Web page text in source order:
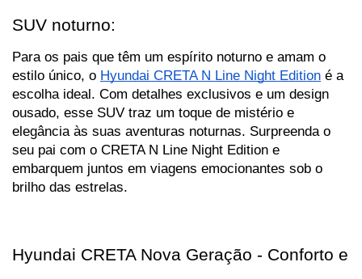
SUV noturno:
Para os pais que têm um espírito noturno e amam o
estilo único, o Hyundai CRETA N Line Night Edition é a
escolha ideal. Com detalhes exclusivos e um design
ousado, esse SUV traz um toque de mistério e
elegância às suas aventuras noturnas. Surpreenda o
seu pai com o CRETA N Line Night Edition e
embarquem juntos em viagens emocionantes sob o
brilho das estrelas.
Hyundai CRETA Nova Geração - Conforto e